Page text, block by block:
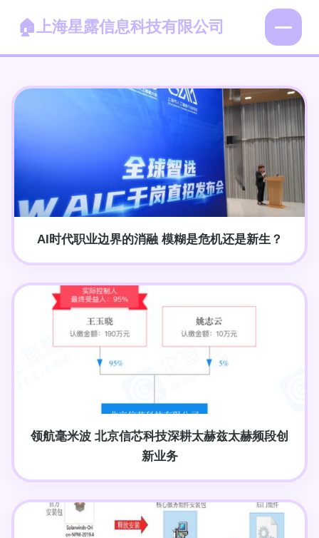
上海星露信息科技有限公司
AI时代职业边界的消融 模糊是危机还是新生？
领航毫米波 北京信芯科技深耕太赫兹太赫频段创
新业务